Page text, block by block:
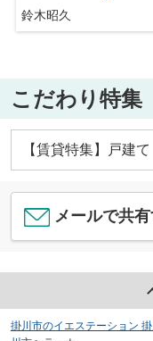
鈴木昭久
こだわり特集
【賃貸特集】戸建て
メールで共
掛川市のイエステーション